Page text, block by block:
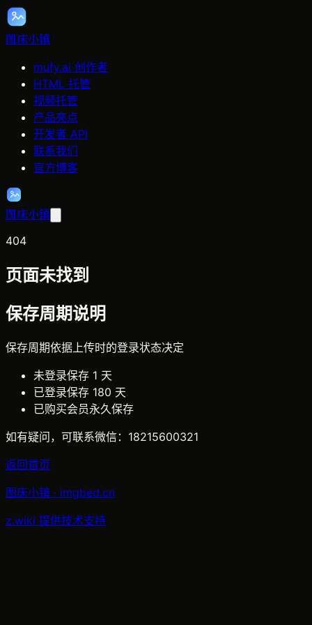
图床小镇
mufy.ai 创作者
HTML 托管
视频托管
产品亮点
开发者 API
联系我们
官方博客
图床小镇
404
页面未找到
保存周期说明
保存周期依据 上传时的登录状态决定
未登录保存 1 天
已登录保存 180 天
已购买会员永久保存
如有疑问，可联系微信： 18215600321
返回首页
图床小镇 · imgbed.cn
z.wiki 提供技术支持